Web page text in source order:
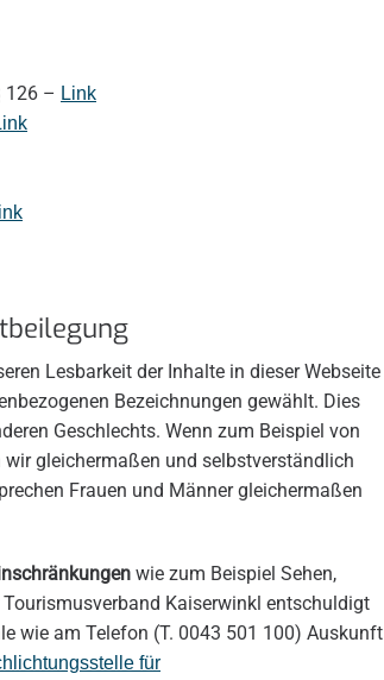
126 – Link
Lesbarkeit der Inhalte in dieser Webseite
Bezeichnungen gewählt. Dies
Geschlechts. Wenn zum Beispiel von
gleichermaßen und selbstverständlich
Frauen und Männer gleichermaßen
wie zum Beispiel Sehen,
Kaiserwinkl entschuldigt
wie am Telefon (T. 0043 501 100) Auskunft
für